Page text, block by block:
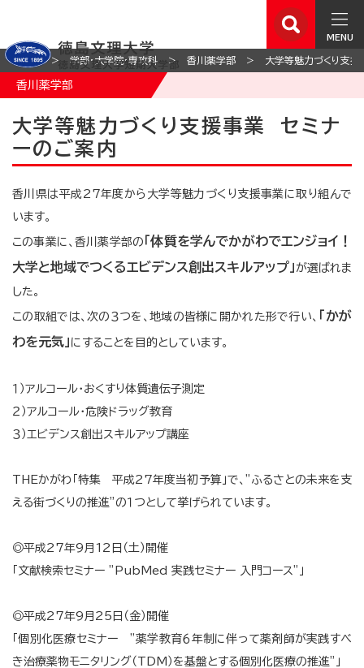
MENU
ホーム 学部・大学院・専攻科 香川薬学部 大学等魅力づくり支
香川薬学部
大学等魅力づくり支援事業 セミナ
ーのご案内
香川県は平成27年度から大学等魅力づくり支援事業に取り組んで
います。
この事業に、香川薬学部の
「体質を学んでかがわでエンジョイ！
大学と地域でつくるエビデンス創出スキルアップ」 が選ばれま
した。
この取組では、次の３つを、地域の皆様に開かれた形で行い、
「かが
わを元気」 にすることを目的としています。
１）アルコール・おくすり体質遺伝子測定
２）アルコール・危険ドラッグ教育
３）エビデンス創出スキルアップ講座
THEかがわ「特集 平成27年度当初予算」で、”ふるさとの未来を支
える街づくりの推進”の１つとして挙げられています。
◎平成27年9月12日（土）開催
「文献検索セミナー ”PubMed 実践セミナー 入門コース”」
◎平成27年9月25日（金）開催
「個別化医療セミナー ”薬学教育６年制に伴って薬剤師が実践すべ
き治療薬物モニタリング（TDM）を基盤とする個別化医療の推進”」